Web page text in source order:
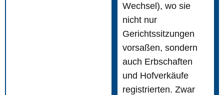
Wechsel), wo sie
nicht nur
Gerichtssitzungen
vorsaßen, sondern
auch Erbschaften
und Hofverkäufe
registrierten. Zwar